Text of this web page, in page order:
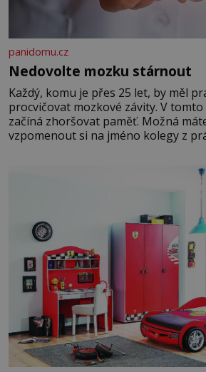
panidomu.cz
Nedovolte mozku stárnout
Každý, komu je přes 25 let, by měl
procvičovat mozkové závity. V
začíná zhoršovat paměť. Možná
vzpomenout si na jméno kolegy z